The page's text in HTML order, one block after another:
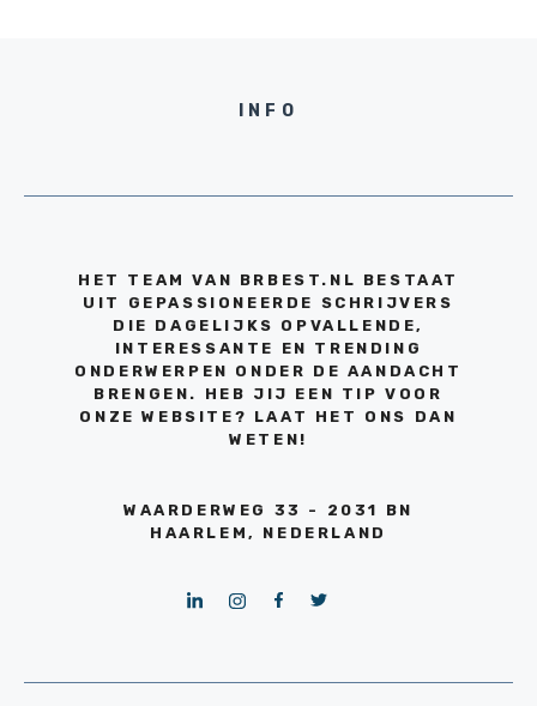
INFO
HET TEAM VAN BRBEST.NL BESTAAT
UIT GEPASSIONEERDE SCHRIJVERS
DIE DAGELIJKS OPVALLENDE,
INTERESSANTE EN TRENDING
ONDERWERPEN ONDER DE AANDACHT
BRENGEN. HEB JIJ EEN TIP VOOR
ONZE WEBSITE? LAAT HET ONS DAN
WETEN!
WAARDERWEG 33 - 2031 BN
HAARLEM, NEDERLAND